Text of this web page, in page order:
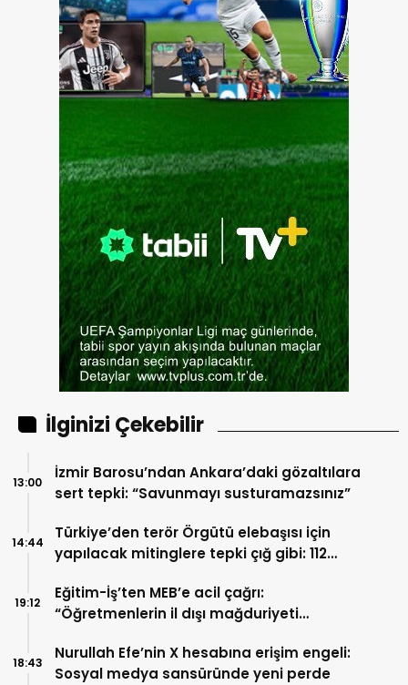
İlginizi Çekebilir
İzmir Barosu’ndan Ankara’daki gözaltılara
sert tepki: “Savunmayı susturamazsınız”
13:00
Türkiye’den terör Örgütü elebaşısı için
yapılacak mitinglere tepki çığ gibi: 112
14:44
Eğitim-İş’ten MEB’e acil çağrı:
“Öğretmenlerin il dışı mağduriyeti
19:12
Nurullah Efe’nin X hesabına erişim engeli:
Sosyal medya sansüründe yeni perde
18:43